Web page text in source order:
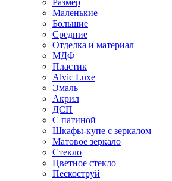
Размер
Маленькие
Большие
Средние
Отделка и материал
МДФ
Пластик
Alvic Luxe
Эмаль
Акрил
ДСП
С патиной
Шкафы-купе с зеркалом
Матовое зеркало
Стекло
Цветное стекло
Пескоструй